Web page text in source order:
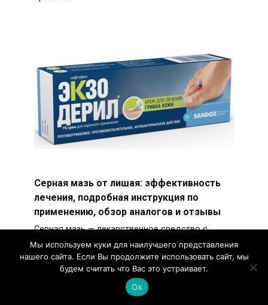
Серная мазь от лишая: эффективность
лечения, подробная инструкция по
применению, обзор аналогов и отзывы
Серная мазь — лекарственное средство с
мощными антимикробными и антисептическими
свойствами.
Мы используем куки для наилучшего представления
нашего сайта. Если Вы продолжите использовать сайт, мы
будем считать что Вас это устраивает.
Ok